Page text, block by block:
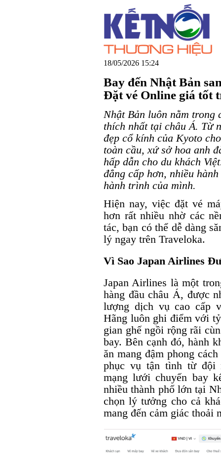
18/05/2026 15:24
Bay đến Nhật Bản
Đặt vé Online giá tốt
Nhật Bản luôn nằm trong
thích nhất tại châu Á. Từ
đẹp cổ kính của Kyoto
toàn cầu, xứ sở hoa anh
hấp dẫn cho du khách
đẳng cấp hơn, nhiều
hành trình của mình.
Hiện nay, việc đặt vé
hơn rất nhiều nhờ các
tác, bạn có thể dễ dàng
lý ngay trên Traveloka.
Vì Sao Japan Airlines
Japan Airlines là một
hàng đầu châu Á, được
lượng dịch vụ cao cấp
Hãng luôn ghi điểm với
gian ghế ngồi rộng rãi
bay. Bên cạnh đó, hành
ăn mang đậm phong
phục vụ tận tình từ đội
mạng lưới chuyến bay
nhiều thành phố lớn tại
chọn lý tưởng cho cả
mang đến cảm giác thoải